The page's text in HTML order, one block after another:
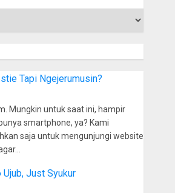
Tapi Ngejerumusin?
Mungkin untuk saat ini, hampir
smartphone, ya? Kami
saja untuk mengunjungi website
Ujub, Just Syukur